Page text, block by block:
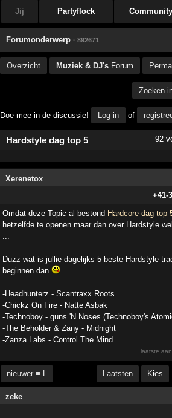
Jij Partyflock Community
Forumonderwerp · 892671
Overzicht Muziek & DJ's Forum
Zoeken
Doe mee in de discussie! Log in of
Hardstyle dag top 5 92
Xerenetox
+41-
Omdat deze Topic al bestond Hardcore dag top
hetzelfde te openen maar dan over Hardstyle
Duzz wat is jullie dagelijks 5 beste Hardstyle
beginnen dan
-Headhunterz - Scantraxx Roots
-Chickz On Fire - Natte Asbak
-Technoboy - guns 'N Noses (Technoboy's
-The Beholder & Zany - Midnight
-Zanza Labs - Control The Mind
laatste
nieuwer ≡ L Laatsten Kies
zeke